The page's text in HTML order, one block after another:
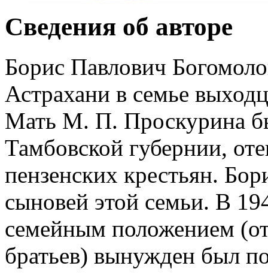
Сведения об авторе
Борис Павлович
Астрахани в семье
Мать М. П. Проскурина
Тамбовской губернии,
пензенских крестьян.
сыновей этой семьи. В
семейным положением
братьев) вынужден был